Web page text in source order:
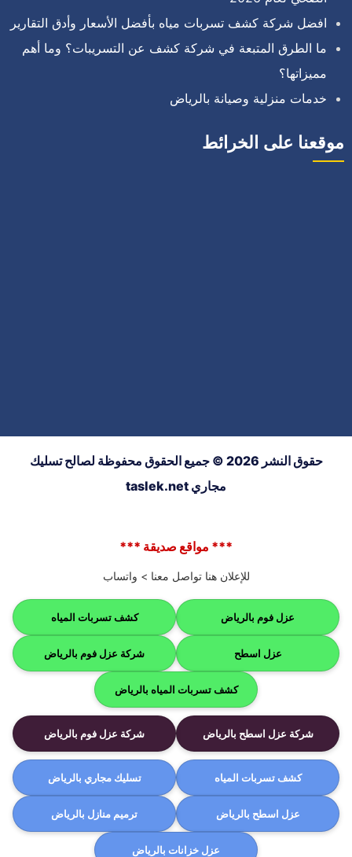
افضل شركة كشف تسربات مياه بأفضل الأسعار وأدق التقارير
ما الطرق المتبعة في شركة كشف عن التسريبات؟ وما أهم
مميزاتها؟
خدمات منزلية وصيانة بالرياض
موقعنا على الخرائط
حقوق النشر 2026 © جميع الحقوق محفوظة لصالح تسليك
مجاري taslek.net
*** مواقع صديقة ***
للإعلان هنا تواصل معنا > واتساب
عزل فوم بالرياض كشف تسربات المياه
عزل اسطح شركة عزل فوم بالرياض
كشف تسربات المياه بالرياض
شركة عزل اسطح بالرياض شركة عزل فوم بالرياض
كشف تسربات المياه تسليك مجاري بالرياض
عزل اسطح بالرياض ترميم منازل بالرياض
عزل خزانات بالرياض